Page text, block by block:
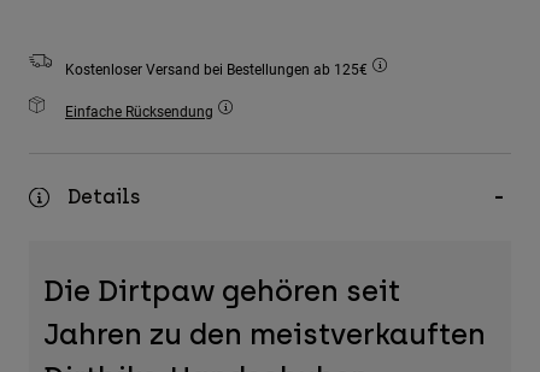
Alles in Accessoires
Taschen & Rucksäcke
Alle anzeigen
Kostenloser Versand bei Bestellungen ab 125€
Einfache Rücksendung
Details
Die Dirtpaw gehören seit
Jahren zu den meistverkauften